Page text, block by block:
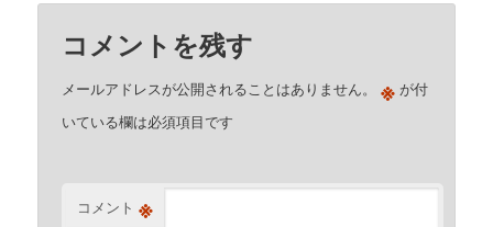
コメントを残す
メールアドレスが公開されることはありません。 ※ が付
いている欄は必須項目です
コメント ※